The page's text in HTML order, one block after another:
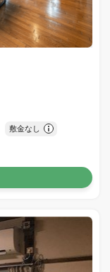
敷金なし